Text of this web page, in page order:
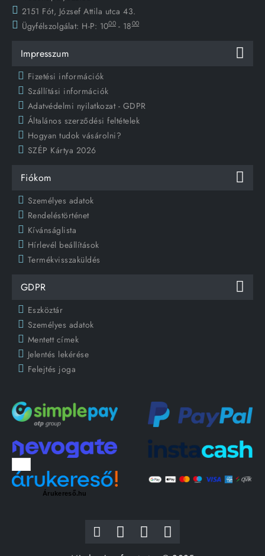
2151 Fót, József Attila utca 43.
Ügyfélszolgálat: H-P: 1000 - 1800
Impresszum
Fizetési információk
Szállítási információk
Adatvédelmi nyilatkozat - GDPR
Általános szerződési feltételek
Hogyan tudok vásárolni?
SZÉP Kártya 2026
Fiókom
Személyes adatok
Rendeléstörténet
Kívánságlista
Hírlevél beállítások
Termékvisszaküldés
GDPR
Eszköztár
Személyes adatok
Mentett címek
Jelentés lekérése
Felejtés joga
Árukereső.hu